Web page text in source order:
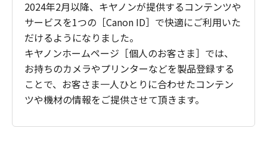
2024年2月以降、キヤノンが提供するコンテンツや
サービスを1つの［Canon ID］で快適にご利用いた
だけるようになりました。
キヤノンホームページ［個人のお客さま］では、
お持ちのカメラやプリンターなどを製品登録する
ことで、お客さま一人ひとりに合わせたコンテン
ツや機材の情報をご提供させて頂きます。